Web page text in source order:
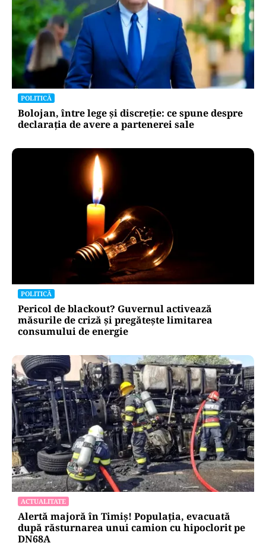
POLITICĂ
Bolojan, între lege și discreție: ce spune despre
declarația de avere a partenerei sale
POLITICĂ
Pericol de blackout? Guvernul activează
măsurile de criză și pregătește limitarea
consumului de energie
ACTUALITATE
Alertă majoră în Timiș! Populația, evacuată
după răsturnarea unui camion cu hipoclorit pe
DN68A